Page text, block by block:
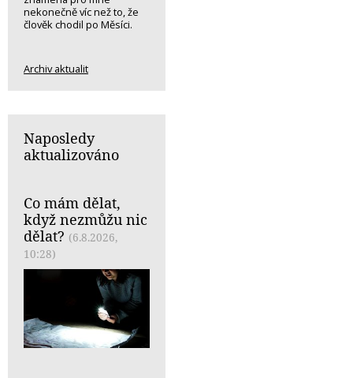
nekonečně víc než to, že
člověk chodil po Měsíci.
Archiv aktualit
Naposledy
aktualizováno
Co mám dělat,
když nezmůžu nic
dělat? (6.8.2026,
10:28)